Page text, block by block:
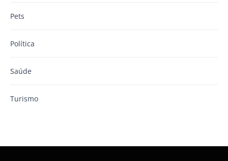
Pets
Política
Saúde
Turismo